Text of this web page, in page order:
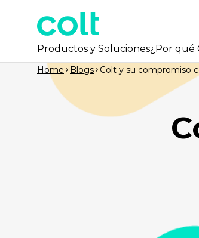
Productos y Soluciones¿Por qué
Home Blogs Colt y su compromiso